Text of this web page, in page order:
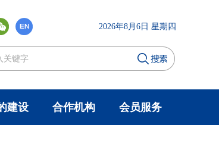
2026年8月6日 星期四
建设 合作机构 会员服务